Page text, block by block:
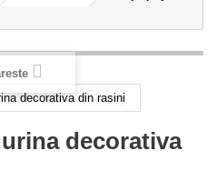
decorativa